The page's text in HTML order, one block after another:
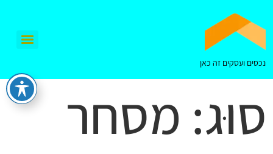
נכסים ועסקים זה כאן
סוּג: מסחר